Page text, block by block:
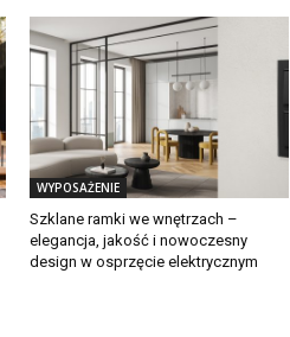
WYPOSAŻENIE
Szklane ramki we wnętrzach –
elegancja, jakość i nowoczesny
design w osprzęcie elektrycznym